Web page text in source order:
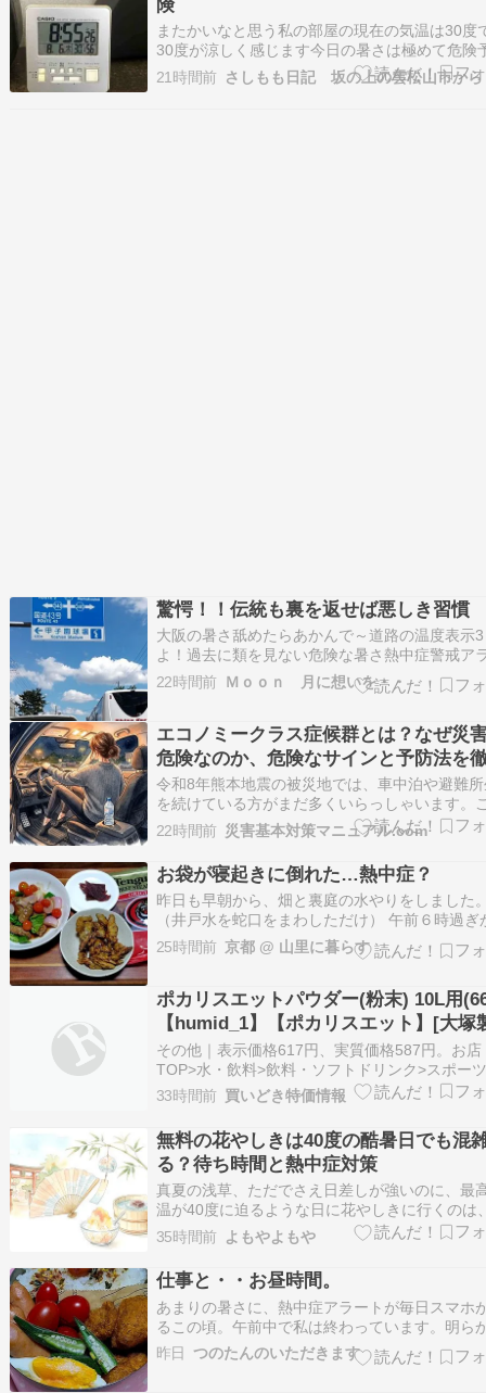
険
またかいなと思う私の部屋の現在の気温は30度
30度が涼しく感じます今日の暑さは極めて危険
は37度です☆ε=ε=ε=ε=ε=ε=ブーン
21時間前 さしもも日記 坂の上の雲松山市から
驚愕！！伝統も裏を返せば悪しき習慣
大阪の暑さ舐めたらあかんで～道路の温度表示
よ！過去に類を見ない危険な暑さ熱中症警戒ア
ト発令！うちの会社優しいのでラインが届いた
わ・・”なるべく早めに切り上げて下さい”真面
人歩いてない甲子園周辺もシーンとしてると思
22時間前 Ｍｏｏｎ 月に想いを・・
エコノミークラス症候群とは？なぜ災
危険なのか、危険なサインと予防法を
解説
令和8年熊本地震の被災地では、車中泊や避難
を続けている方がまだ多くいらっしゃいます。
までの記事では熱中症や感染症についてお伝え
きましたが、もうひとつ、命に関わる危険とし
ず知っておいていただきたい病気があります。
ノミークラス症候群(静脈血栓塞栓症)です。今
22時間前 災害基本対策マニュアル.com
お袋が寝起きに倒れた…熱中症？
昨日も早朝から、畑と裏庭の水やりをしました
（井戸水を蛇口をまわしただけ） 午前６時過ぎ
ら、朝食を作りました。 具だくさんの味噌汁、
ウリのぬか漬け、もち麦のご飯などなどです。
連絡がありました。 母屋のお袋の部屋に行く
25時間前 京都 @ 山里に暮らす
ポカリスエットパウダー(粉末) 10L用
【humid_1】【ポカリスエット】[大塚
粉末 ポカリ 熱中症対策 体調管理 水分
その他｜表示価格617円、実質価格587円。お店
TOP>水・飲料>飲料・ソフトドリンク>スポー
ンク>スポーツドリンク(粉末タイプ)>ポカリス
パウダー(粉末) 10L用 (660g)【ポカリスエット
ダー(粉末)... レビュー4.54・レビュー92件・ポ
ト5倍・…
33時間前 買いどき特価情報
無料の花やしきは40度の酷暑日でも混
る？待ち時間と熱中症対策
真夏の浅草、ただでさえ日差しが強いのに、最
温が40度に迫るような日に花やしきに行くのは
直ちょっと勇気がいりますよね。 お得な無料キ
ペーンがあると聞けば魅力的ですが、「行って
いけれど、酷暑の中で熱中症にならずに楽しめ
かな」と不安になるのも当然です。 今回は、
35時間前 よもやよもや
仕事と・・お昼時間。
あまりの暑さに、熱中症アラートが毎日スマホ
るこの頃。午前中で私は終わっています。明ら
一日フル活動できてた頃とは、まるで違う。家
ったらもう出たくない！だから無理やり買い物
昨日 つのたんのいただきます